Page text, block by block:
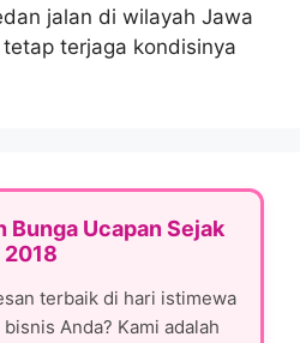
jalan di wilayah Jawa
terjaga kondisinya
Bunga Ucapan Sejak
2018
terbaik di hari istimewa
Anda? Kami adalah